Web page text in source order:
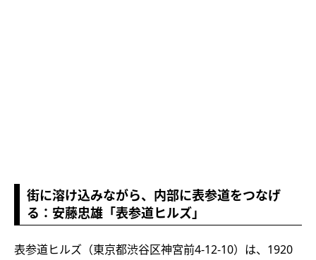
街に溶け込みながら、内部に表参道をつなげ
る：安藤忠雄「表参道ヒルズ」
表参道ヒルズ（東京都渋谷区神宮前4-12-10）は、1920